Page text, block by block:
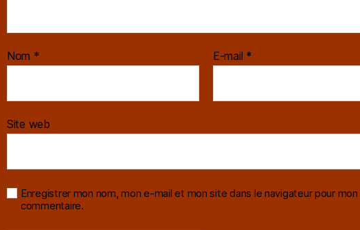
Nom * E-mail *
Site web
Enregistrer mon nom, mon e-mail et mon site dans le navigateur pour mon
commentaire.